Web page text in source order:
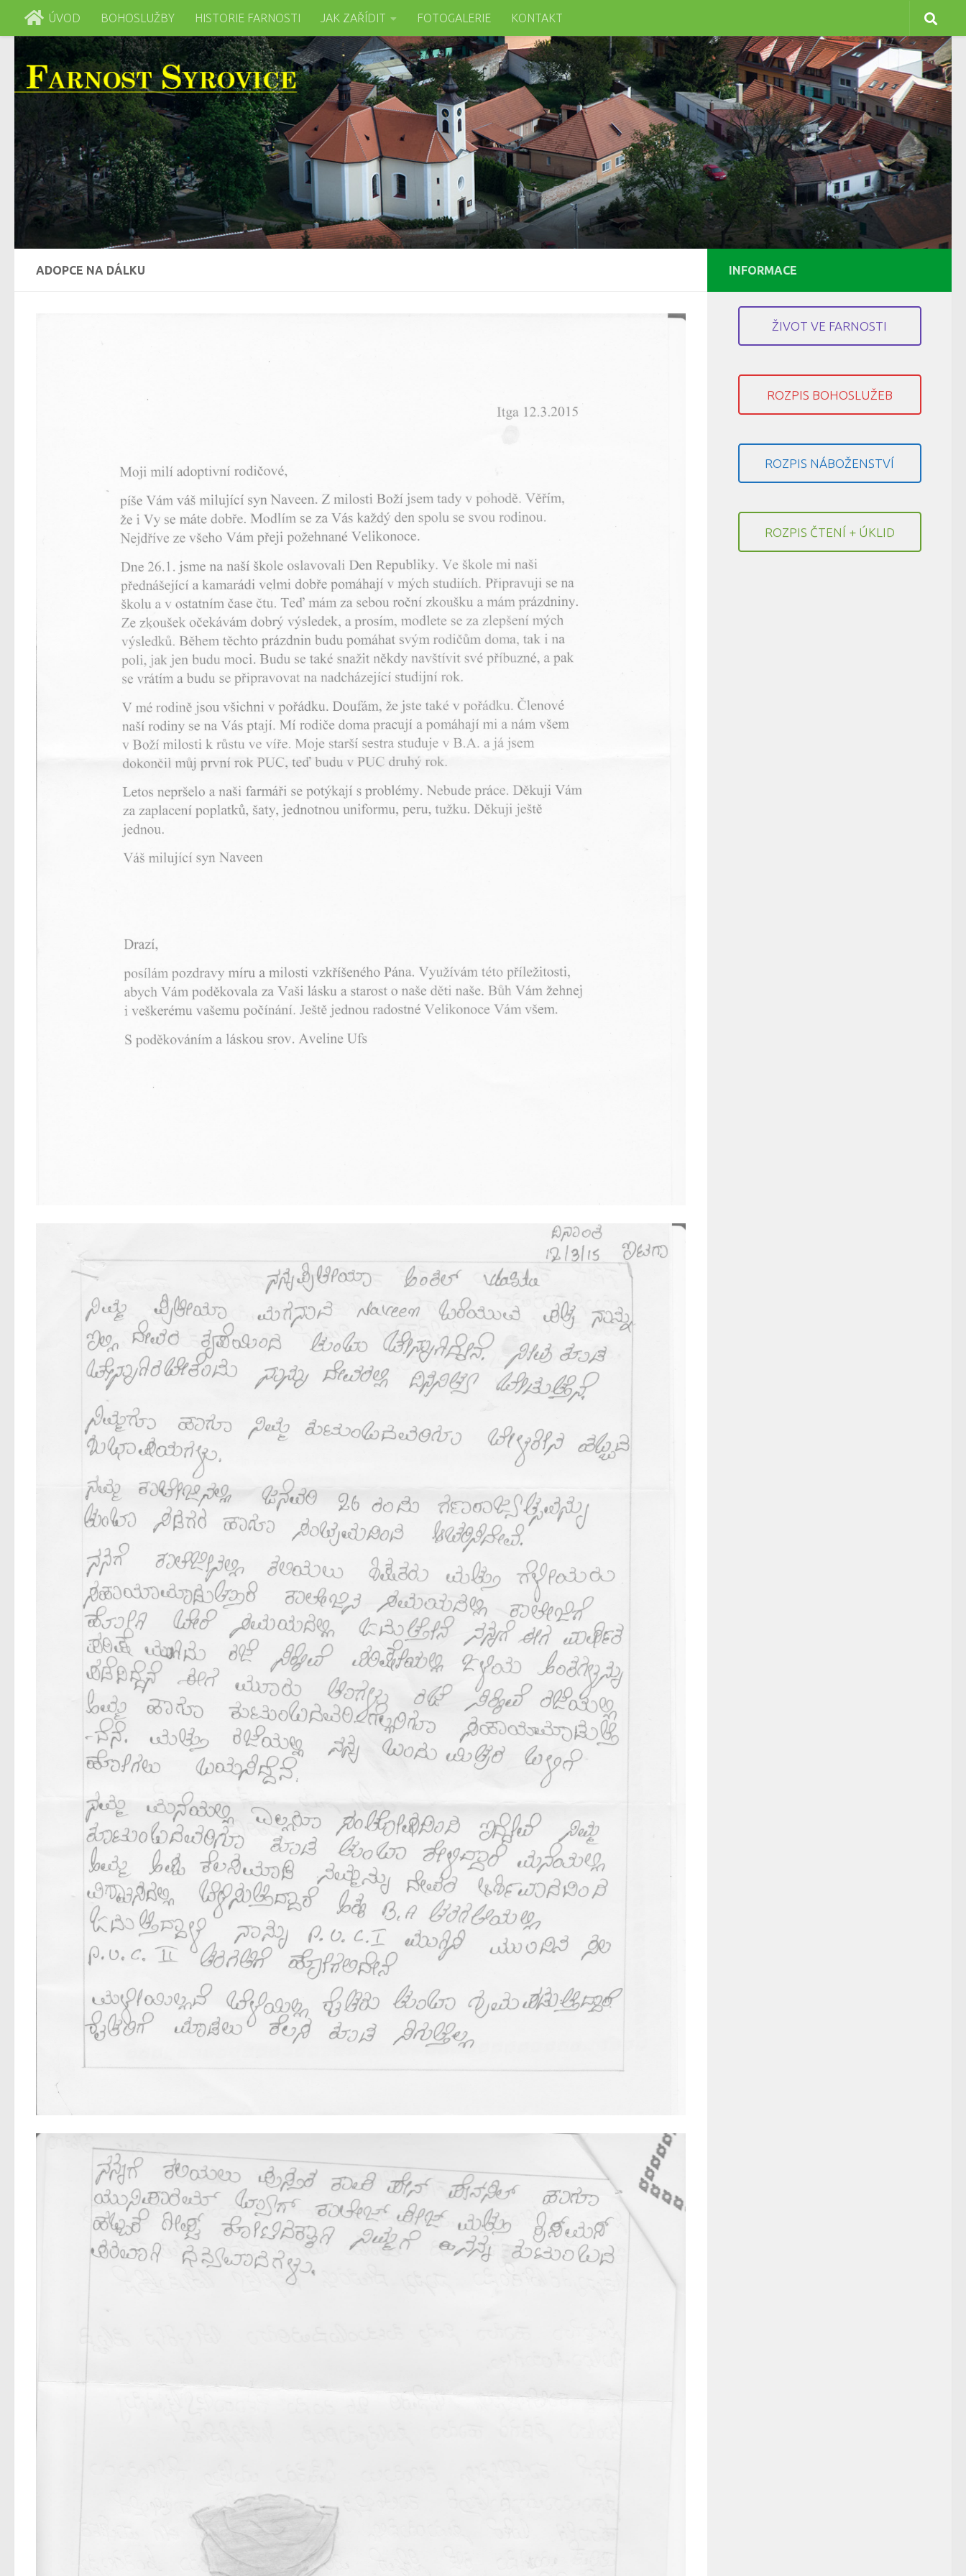
Skip to content
ÚVOD BOHOSLUŽBY HISTORIE FARNOSTI JAK ZAŘÍDIT FOTOGALERIE KONTAKT
ADOPCE NA DÁLKU INFORMACE
ŽIVOT VE FARNOSTI
ROZPIS BOHOSLUŽEB
ROZPIS NÁBOŽENSTVÍ
ROZPIS ČTENÍ + ÚKLID